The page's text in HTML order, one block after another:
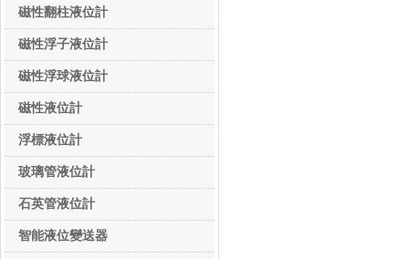
磁性翻柱液位計
磁性浮子液位計
磁性浮球液位計
磁性液位計
浮標液位計
玻璃管液位計
石英管液位計
智能液位變送器